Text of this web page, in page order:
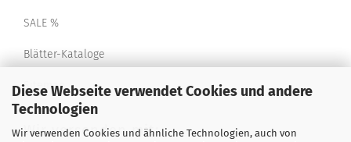
Diese Webseite verwendet Cookies und andere
Technologien
Wir verwenden Cookies und ähnliche Technologien, auch von
SALE %
Blätter-Kataloge
Sitemap
Wir versenden mit: